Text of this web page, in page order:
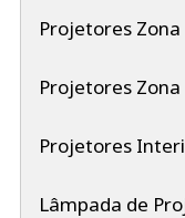
Projetores Zona
Projetores Zona
Projetores
Lâmpada de